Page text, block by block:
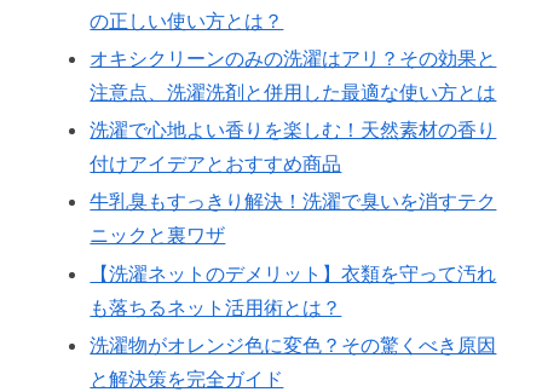
の正しい使い方とは？
オキシクリーンのみの洗濯はアリ？その効果と
注意点、洗濯洗剤と併用した最適な使い方とは
洗濯で心地よい香りを楽しむ！天然素材の香り
付けアイデアとおすすめ商品
牛乳臭もすっきり解決！洗濯で臭いを消すテク
ニックと裏ワザ
【洗濯ネットのデメリット】衣類を守って汚れ
も落ちるネット活用術とは？
洗濯物がオレンジ色に変色？その驚くべき原因
と解決策を完全ガイド